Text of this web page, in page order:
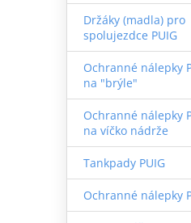
Držáky (madla) pro
spolujezdce PUIG
Ochranné nálepky
na "brýle"
Ochranné nálepky
na víčko nádrže
Tankpady PUIG
Ochranné nálepky